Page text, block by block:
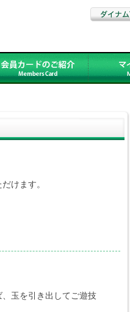
けます。
玉を引き出してご遊技